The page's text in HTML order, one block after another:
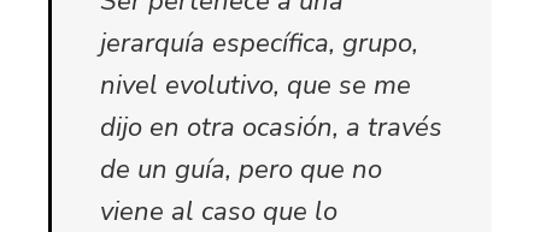
jerarquía específica, grupo,
nivel evolutivo, que se me
dijo en otra ocasión, a través
de un guía, pero que no
viene al caso que lo